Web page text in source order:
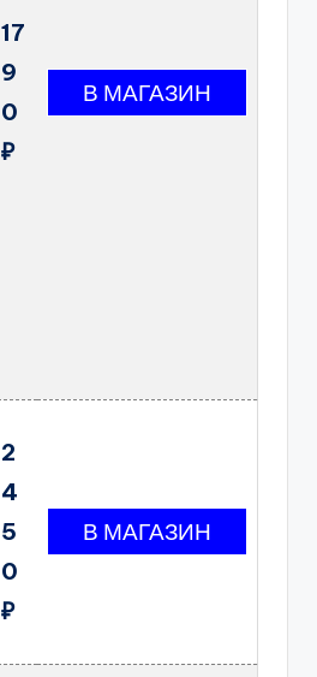
17
9
0
₽
2
4
5
0
₽